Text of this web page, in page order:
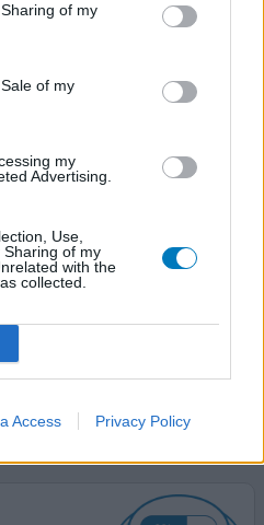
of my
of my
my
Advertising.
Use,
of my
with the
collected.
Access Privacy Policy
veel te hard naar mijn zin. Ik
gaan zelfs. Benieuwd of er
dit effect hebben.
hetzelfde met me. Heel
0 reacties